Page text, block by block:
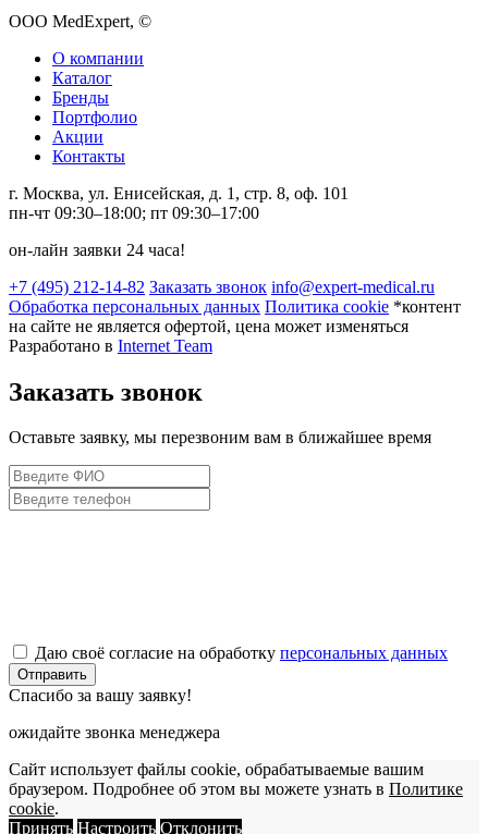
ООО MedExpert, ©
О компании
Каталог
Бренды
Портфолио
Акции
Контакты
г. Москва, ул. Енисейская, д. 1, стр. 8, оф. 101
пн-чт 09:30–18:00; пт 09:30–17:00
он-лайн заявки 24 часа!
+7 (495) 212-14-82 Заказать звонок info@expert-medical.ru
Обработка персональных данных Политика cookie *контент
на сайте не является офертой, цена может изменяться
Разработано в Internet Team
Заказать звонок
Оставьте заявку, мы перезвоним вам в ближайшее время
Даю своё согласие на обработку персональных данных
Отправить
Спасибо за вашу заявку!
ожидайте звонка менеджера
Сайт использует файлы cookie, обрабатываемые вашим
браузером. Подробнее об этом вы можете узнать в Политике
cookie.
Принять Настроить Отклонить